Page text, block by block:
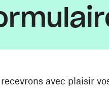
avec plaisir